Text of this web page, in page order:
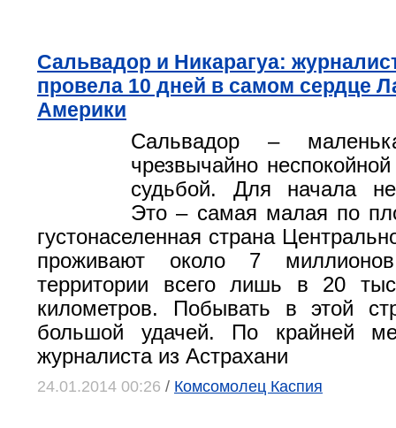
Сальвадор и Никарагуа:
провела 10 дней в самом сердце
Америки
Сальвадор –
чрезвычайно
судьбой. Для начала
Это – самая малая по
густонаселенная страна
проживают около 7
территории всего лишь в 20
километров. Побывать в этой
большой удачей. По крайней
журналиста из Астрахани
24.01.2014 00:26 / Комсомолец Каспия